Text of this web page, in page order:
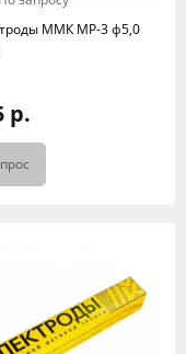
ММК МР-3 ф5,0
р.